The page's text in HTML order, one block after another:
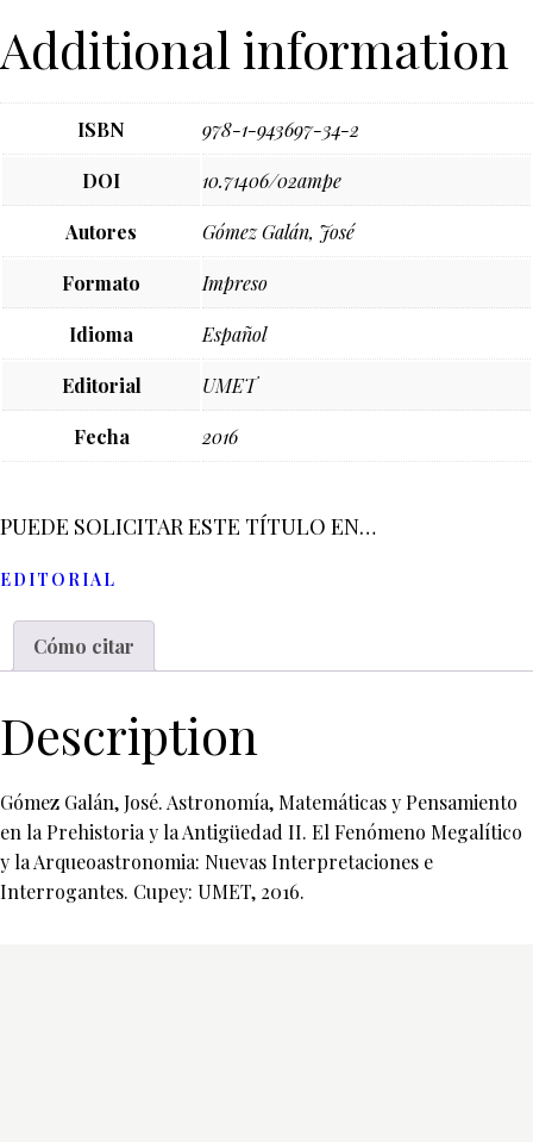
Additional information
ISBN 978-1-943697-34-2
DOI 10.71406/02ampe
Autores Gómez Galán, José
Formato Impreso
Idioma Español
Editorial UMET
Fecha 2016
PUEDE SOLICITAR ESTE TÍTULO EN…
EDITORIAL
Cómo citar
Description
Gómez Galán, José. Astronomía, Matemáticas y Pensamiento
en la Prehistoria y la Antigüedad II. El Fenómeno Megalítico
y la Arqueoastronomia: Nuevas Interpretaciones e
Interrogantes. Cupey: UMET, 2016.